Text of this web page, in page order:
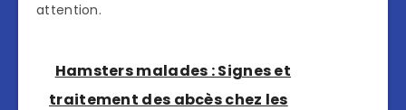
attention.
Hamsters malades : Signes et
traitement des abcès chez les